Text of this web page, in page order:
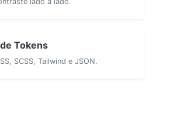
Tokens
SCSS, Tailwind e JSON.